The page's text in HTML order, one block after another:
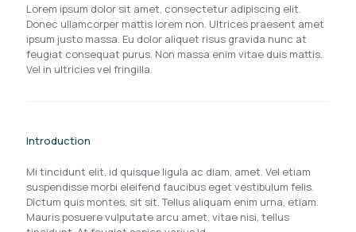
Lorem ipsum dolor sit amet, consectetur adipiscing elit.
Donec ullamcorper mattis lorem non. Ultrices praesent amet
ipsum justo massa. Eu dolor aliquet risus gravida nunc at
feugiat consequat purus. Non massa enim vitae duis mattis.
Vel in ultricies vel fringilla.
Introduction
Mi tincidunt elit, id quisque ligula ac diam, amet. Vel etiam
suspendisse morbi eleifend faucibus eget vestibulum felis.
Dictum quis montes, sit sit. Tellus aliquam enim urna, etiam.
Mauris posuere vulputate arcu amet, vitae nisi, tellus